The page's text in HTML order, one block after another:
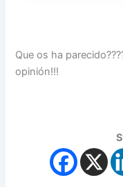
Que os ha
opinión!!!